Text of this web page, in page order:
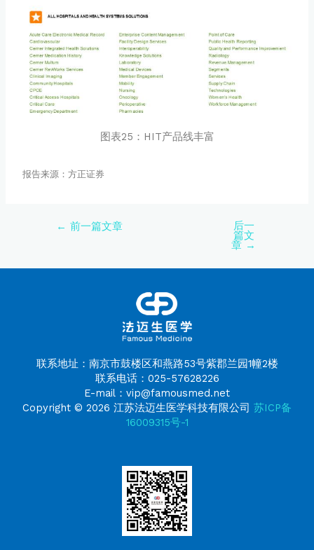
图表25：HIT产品线丰富
报告来源：方正证券
← 前一篇文章 后一
篇文
章 →
联系地址：南京市鼓楼区和燕路53号紫郡兰园1幢2楼
联系电话：025-57628226
E-mail：vip@famousmed.net
Copyright © 2026 江苏法迈生医学科技有限公司 苏ICP备
16009315号-1